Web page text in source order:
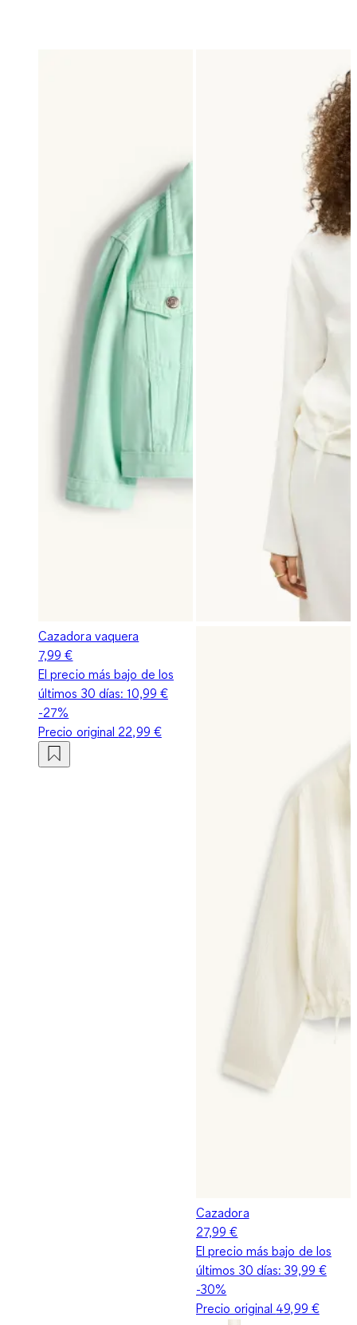
Cazadora vaquera
7,99 €
El precio más bajo de los
últimos 30 días:10,99 €
-27%
Precio original 22,99 €
Cazadora
27,99 €
El precio más bajo de los
últimos 30 días:39,99 €
-30%
Precio original 49,99 €